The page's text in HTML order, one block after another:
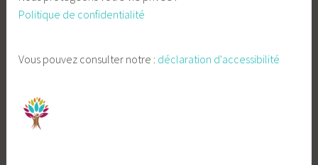
Politique de confidentialité
Vous pouvez consulter notre : déclaration d'accessibilité